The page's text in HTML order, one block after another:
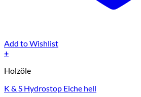
Add to Wishlist
+
Produkt
mehrere
Holzöle
K & S Hydrostop Eiche hell